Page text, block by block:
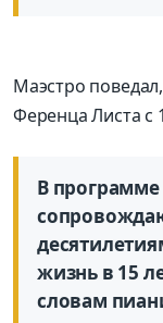
Маэстро
Ференца Листа с
В
жизнь в 15
словам